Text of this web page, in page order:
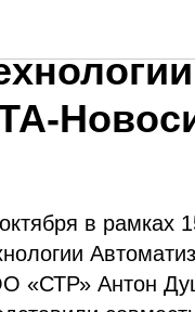
на
в рамках
«СТР» Антон